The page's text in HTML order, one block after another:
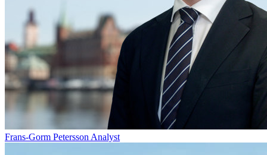
Frans-Gorm Petersson Analyst